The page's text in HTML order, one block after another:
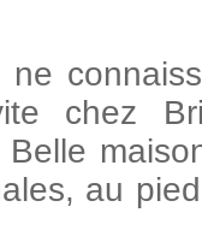
ne
chez
au